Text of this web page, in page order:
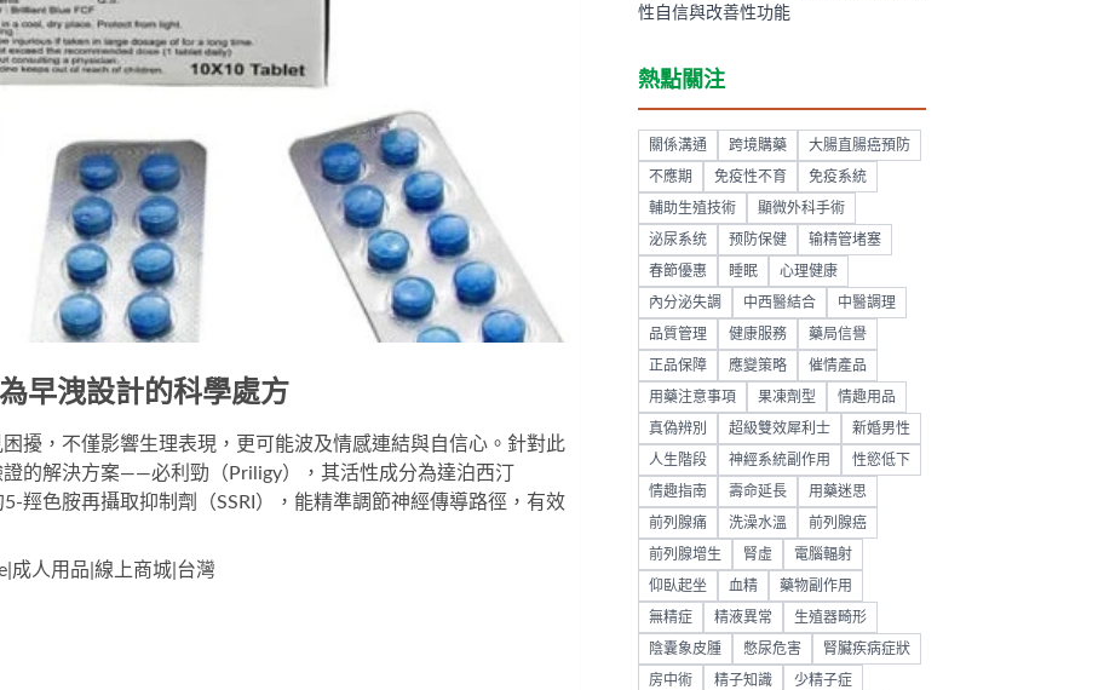
早洩設計的科學處方
擾，不僅影響生理表現，更可能波及情感連結與自信心。針對此
的解決方案——必利勁（Priligy），其活性成分為達泊西汀
羥色胺再攝取抑制劑（SSRI），能精準調節神經傳導路徑，有效
成人用品|線上商城|台灣
性自信與改善性功能
熱點關注
關係溝通 跨境購藥 大腸直腸癌預防
不應期 免疫性不育 免疫系統
輔助生殖技術 顯微外科手術
泌尿系统 预防保健 输精管堵塞
春節優惠 睡眠 心理健康
內分泌失調 中西醫結合 中醫調理
品質管理 健康服務 藥局信譽
正品保障 應變策略 催情產品
用藥注意事項 果凍劑型 情趣用品
真偽辨別 超級雙效犀利士 新婚男性
人生階段 神經系統副作用 性慾低下
情趣指南 壽命延長 用藥迷思
前列腺痛 洗澡水溫 前列腺癌
前列腺增生 腎虛 電腦輻射
仰臥起坐 血精 藥物副作用
無精症 精液異常 生殖器畸形
陰囊象皮腫 憋尿危害 腎臟疾病症狀
房中術 精子知識 少精子症